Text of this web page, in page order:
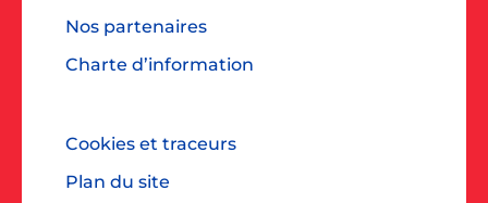
Nos partenaires
Charte d’information
Cookies et traceurs
Plan du site